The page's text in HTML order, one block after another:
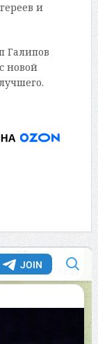
и
Галипов
новой